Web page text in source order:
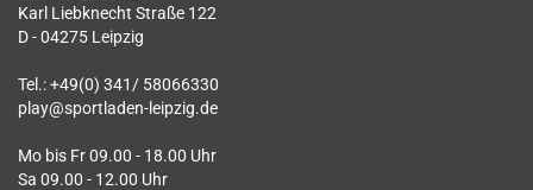
Karl Liebknecht Straße 122
D - 04275 Leipzig
Tel.: +49(0) 341/ 58066330
play@sportladen-leipzig.de
Mo bis Fr 09.00 - 18.00 Uhr
Sa 09.00 - 12.00 Uhr